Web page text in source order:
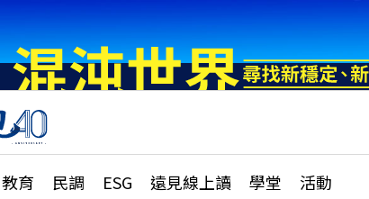
教育 民調 ESG 遠見線上讀 學堂 活動
升學、職涯攻略
市施政調查全解析
更多訂閱方案